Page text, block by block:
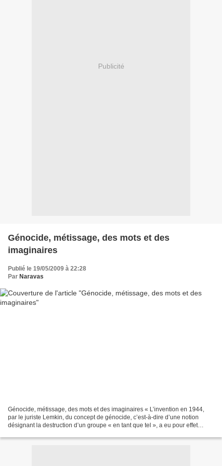
Publicité
Génocide, métissage, des mots et des
imaginaires
Publié le 19/05/2009 à 22:28
Par Naravas
Génocide, métissage, des mots et des imaginaires « L’invention en 1944,
par le juriste Lemkin, du concept de génocide, c’est-à-dire d’une notion
désignant la destruction d’un groupe « en tant que tel », a eu pour effet